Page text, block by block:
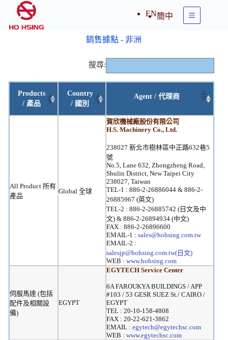
EN簡中
銷售據點 - 非洲
搜尋:
Products
/ 產品
Country
/ 國別
Agent / 代理商
All Product 所有
產品
Global 全球
賀欣機械廠股份有限公司
H.S. Machinery Co., Ltd.
238027 新北市樹林區中正路632巷5
號
No.5, Lane 632, Zhongzheng Road,
Shulin District, New Taipei City
238027, Taiwan
TEL-1 : 886-2-26886044 & 886-2-
26885967 (英文)
TEL-2 : 886-2-26885742 (日文及中
文) & 886-2-26894934 (中文)
FAX : 886-2-26896600
EMAIL-1 : sales@hohsing.com.tw
EMAIL-2 :
salesjp@hohsing.com.tw(日文)
WEB : www.hohsing.com
伺服馬達 (包括
配件及相關設
備)
EGYPT
EGYTECH Service Center
6A FAROUKYA BUILDINGS / APP
#103 / 53 GESR SUEZ St./ CAIRO /
EGYPT
TEL : 20-10-158-4808
FAX : 20-22-621-3862
EMAIL : egytech@egytechsc.com
WEB : www.egytechsc.com